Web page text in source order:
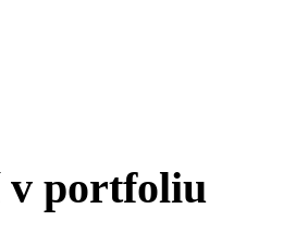
v portfoliu